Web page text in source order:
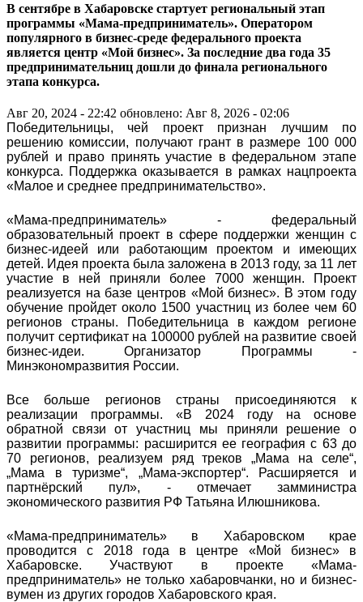
В сентябре в Хабаровске стартует региональный этап
программы «Мама-предприниматель». Оператором
популярного в бизнес-среде федерального проекта
является центр «Мой бизнес». За последние два года 35
предпринимательниц дошли до финала регионального
этапа конкурса.
Авг 20, 2024 - 22:42 обновлено: Авг 8, 2026 - 02:06
Победительницы, чей проект признан лучшим по
решению комиссии, получают грант в размере 100 000
рублей и право принять участие в федеральном этапе
конкурса. Поддержка оказывается в рамках нацпроекта
«Малое и среднее предпринимательство».
«Мама-предприниматель» - федеральный
образовательный проект в сфере поддержки женщин с
бизнес-идеей или работающим проектом и имеющих
детей. Идея проекта была заложена в 2013 году, за 11 лет
участие в ней приняли более 7000 женщин. Проект
реализуется на базе центров «Мой бизнес». В этом году
обучение пройдет около 1500 участниц из более чем 60
регионов страны. Победительница в каждом регионе
получит сертификат на 100000 рублей на развитие своей
бизнес-идеи. Организатор Программы -
Минэкономразвития России.
Все больше регионов страны присоединяются к
реализации программы. «В 2024 году на основе
обратной связи от участниц мы приняли решение о
развитии программы: расширится ее география с 63 до
70 регионов, реализуем ряд треков „Мама на селе“,
„Мама в туризме“, „Мама-экспортер“. Расширяется и
партнёрский пул», - отмечает замминистра
экономического развития РФ Татьяна Илюшникова.
«Мама-предприниматель» в Хабаровском крае
проводится с 2018 года в центре «Мой бизнес» в
Хабаровске. Участвуют в проекте «Мама-
предприниматель» не только хабаровчанки, но и бизнес-
вумен из других городов Хабаровского края.